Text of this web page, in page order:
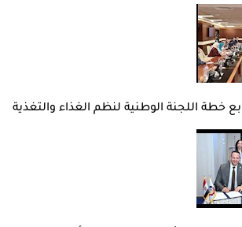
خطة اللجنة الوطنية لنظم الغذاء والتغذية